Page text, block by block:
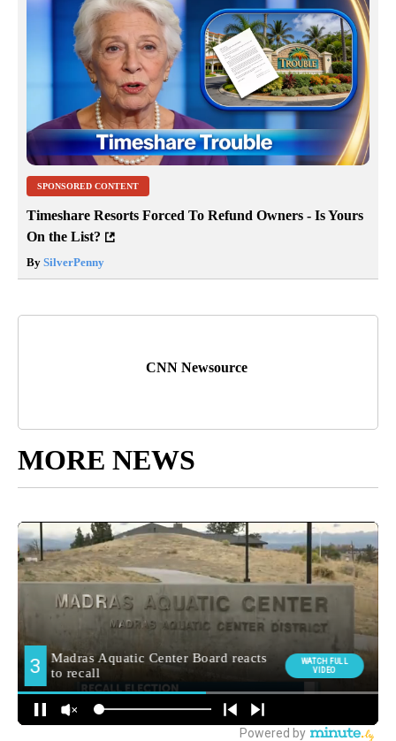
SPONSORED CONTENT
Timeshare Resorts Forced To Refund Owners - Is Yours
On the List?
By SilverPenny
CNN Newsource
MORE NEWS